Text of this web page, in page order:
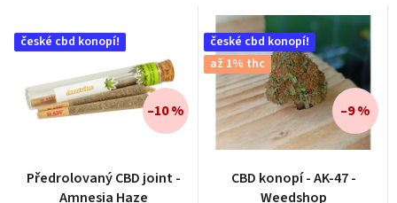
z
e
české cbd konopí!
Předrolovaný CBD joint -
Amnesia Haze
hodnocení
–10 %
české cbd konopí!
až 1% thc
CBD konopí - AK-47 -
Weedshop
hodnocení
–9 %